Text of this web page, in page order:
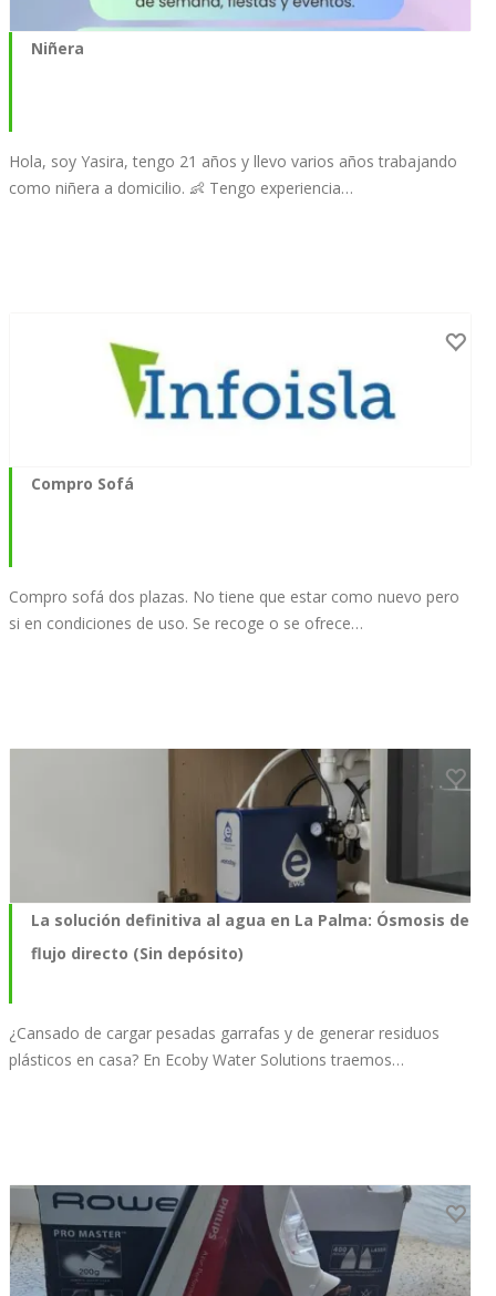
Niñera
Hola, soy Yasira, tengo 21 años y llevo varios años trabajando
como niñera a domicilio. 👶 Tengo experiencia…
Compro Sofá
Compro sofá dos plazas. No tiene que estar como nuevo pero
si en condiciones de uso. Se recoge o se ofrece…
La solución definitiva al agua en La Palma: Ósmosis de
flujo directo (Sin depósito)
¿Cansado de cargar pesadas garrafas y de generar residuos
plásticos en casa? En Ecoby Water Solutions traemos…